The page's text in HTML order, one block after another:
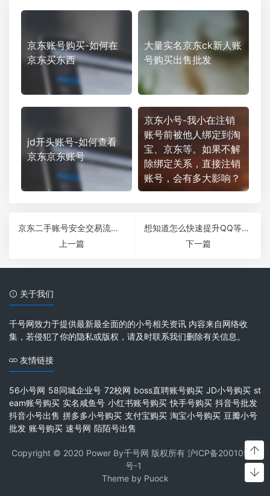
京东账号购买-如何在
京东买东西
大量实名京东ck新人账
号购买出售批发
jd开头账号-如何查看
京东京东账号
京东小号-我小在注销
账号前被他人绑定到淘
宝、京东等。如果不解
除绑定关系，直接注销
账号，会有多大影响？
京东二手账号安全交易流程：教你如何避免被骗，放心买卖！
上一篇
想知道怎么快速提升QQ等级？小号商城给你答案！
下一篇
关于我们
千号网致力于提供最新最全面的的小号相关资讯 内容来自网络收
集，若侵犯了你的隐私或版权，请及时联系我们删除有关信息。
友情链接
56小号网 58同城企业号 72校网 boss直聘账号购买 JD小号购买 st
eam账号购买 实名咸鱼号 小红书账号购买 快手号购买 抖音号批发
抖音小号出售 拼多多小号购买 支付宝购买 淘宝小号购买 豆瓣小号
批发 账号购买 速号网 陌陌号出售
Copyright © 2020 Power By千号网 版权所有 沪ICP备20010537
号-1
Theme by Puock